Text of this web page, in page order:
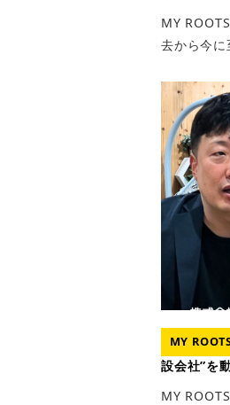
MY
去から今
MY
設会社”を
MY